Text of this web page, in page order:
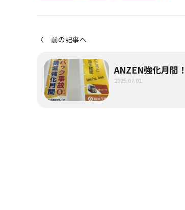
〈 前の記事へ
ANZEN強化月間！
2025.07.01